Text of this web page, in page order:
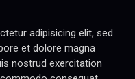
adipisicing elit, sed
et dolore magna
nostrud exercitation